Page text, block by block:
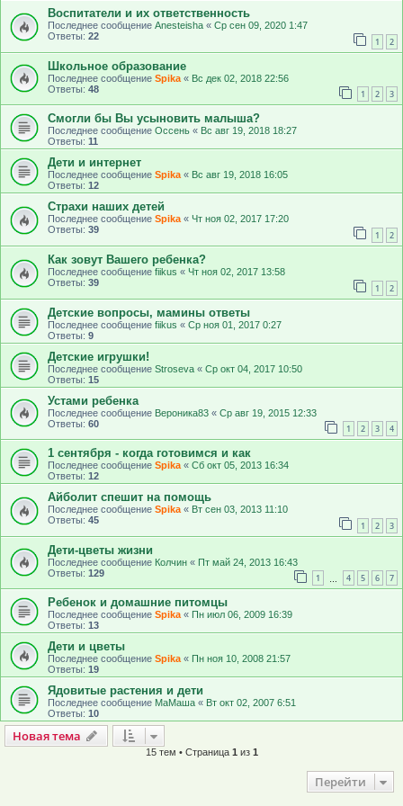
Воспитатели и их ответственность
Последнее сообщение Anesteisha « Ср сен 09, 2020 1:47
Ответы: 22 1 2
Школьное образование
Последнее сообщение Spika « Вс дек 02, 2018 22:56
Ответы: 48 1 2 3
Смогли бы Вы усыновить малыша?
Последнее сообщение Оссень « Вс авг 19, 2018 18:27
Ответы: 11
Дети и интернет
Последнее сообщение Spika « Вс авг 19, 2018 16:05
Ответы: 12
Страхи наших детей
Последнее сообщение Spika « Чт ноя 02, 2017 17:20
Ответы: 39 1 2
Как зовут Вашего ребенка?
Последнее сообщение fiikus « Чт ноя 02, 2017 13:58
Ответы: 39 1 2
Детские вопросы, мамины ответы
Последнее сообщение fiikus « Ср ноя 01, 2017 0:27
Ответы: 9
Детские игрушки!
Последнее сообщение Stroseva « Ср окт 04, 2017 10:50
Ответы: 15
Устами ребенка
Последнее сообщение Вероника83 « Ср авг 19, 2015 12:33
Ответы: 60 1 2 3 4
1 сентября - когда готовимся и как
Последнее сообщение Spika « Сб окт 05, 2013 16:34
Ответы: 12
Айболит спешит на помощь
Последнее сообщение Spika « Вт сен 03, 2013 11:10
Ответы: 45 1 2 3
Дети-цветы жизни
Последнее сообщение Колчин « Пт май 24, 2013 16:43
Ответы: 129 1 4 5 6 7
Ребенок и домашние питомцы
Последнее сообщение Spika« Пн июл 06, 2009 16:39
Ответы: 13
Дети и цветы
Последнее сообщение Spika« Пн ноя 10, 2008 21:57
Ответы: 19
Ядовитые растения и дети
Последнее сообщение МаМаша « Вт окт 02, 2007 6:51
Ответы: 10
Новая тема
Новаятема
15 тем • Страница 1из 1
Перейти